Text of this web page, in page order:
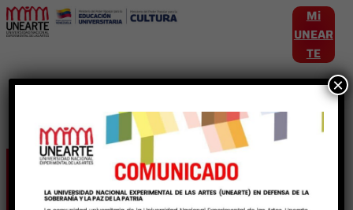
Mi
UNEAR
TE
Etiqueta:
×